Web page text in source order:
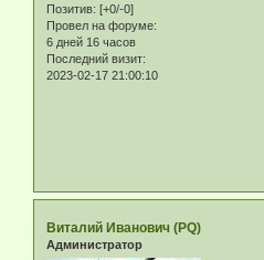
Позитив: [+0/-0]
Провел на форуме:
6 дней 16 часов
Последний визит:
2023-02-17 21:00:10
Виталий Иванович (PQ)
Администратор